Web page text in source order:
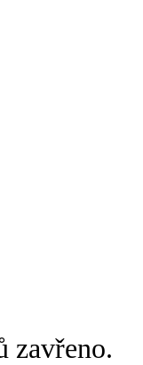
zavřeno.